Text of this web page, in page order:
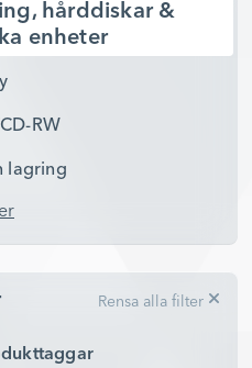
hårddiskar &
enheter
RW
lagring
Rensa alla filter